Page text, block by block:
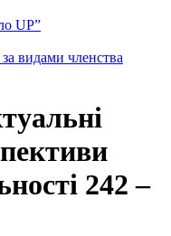
UP”
видами членства
242 –